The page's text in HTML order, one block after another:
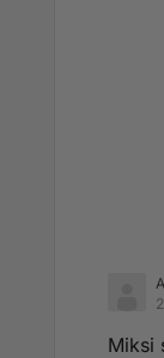
Miksi